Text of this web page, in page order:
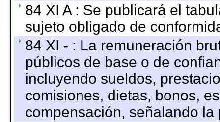
84 XI A : Se publicará el
sujeto obligado de
84 XI - : La remuneración
públicos de base o de
incluyendo sueldos,
comisiones, dietas, bonos,
compensación, señalando